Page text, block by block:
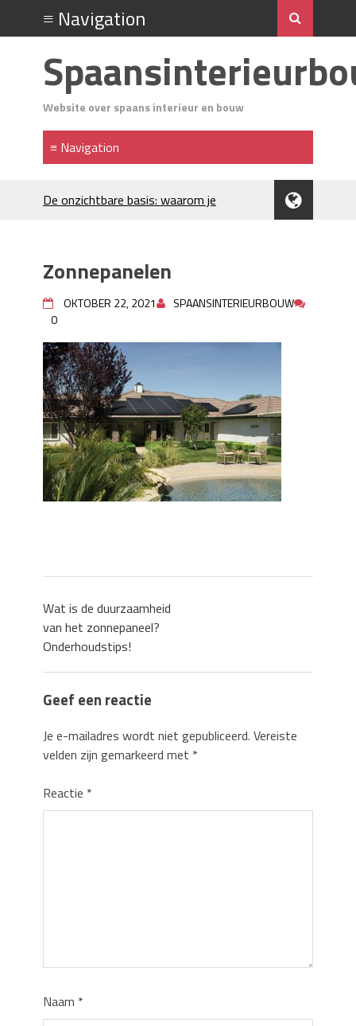
Website over spaans interieur en bouw
De onzichtbare basis: waarom je
trekken veel aandacht
Waar let je op bij het kiezen van
gevelreiniging?
werkt dat?
Zo blijft je oven loeiheet: de beste tips
voor een perfecte isolatie
Grond kopen of verkopen Noord-
Holland
De Kwaliteit van Houtpellets: Wat
Bepaalt of uw Kachel Optimaal
Presteert
Waarom technische eisen de basis
technisch vraagt
Zonnepanelen
OKTOBER 22, 2021
SPAANSINTERIEURBOUW
0
Wat is de duurzaamheid
van het zonnepaneel?
Onderhoudstips!
Geef een reactie
Je e-mailadres wordt niet gepubliceerd. Vereiste
velden zijn gemarkeerd met *
Reactie *
Naam *